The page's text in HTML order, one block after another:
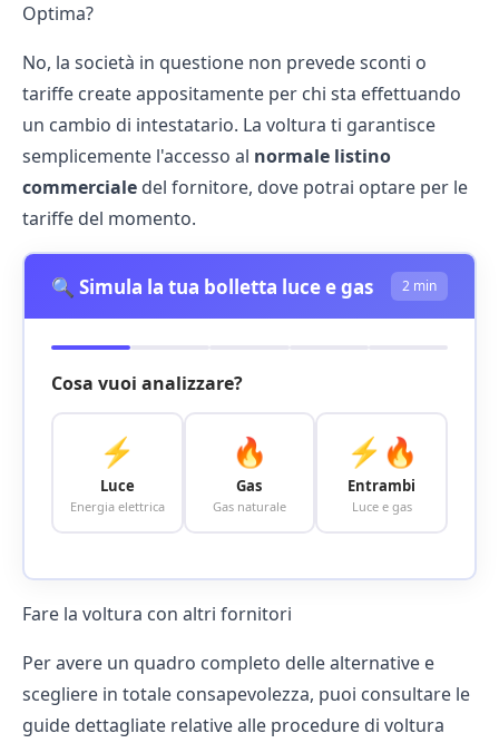
Optima?
No, la società in questione non prevede sconti o
tariffe create appositamente per chi sta effettuando
un cambio di intestatario. La voltura ti garantisce
semplicemente l'accesso al normale listino
commerciale del fornitore, dove potrai optare per le
tariffe del momento.
🔍 Simula la tua bolletta luce e gas 2 min
Cosa vuoi analizzare?
⚡
Luce
Energia elettrica
🔥
Gas
Gas naturale
⚡🔥
Entrambi
Luce e gas
Fare la voltura con altri fornitori
Per avere un quadro completo delle alternative e
scegliere in totale consapevolezza, puoi consultare le
guide dettagliate relative alle procedure di voltura